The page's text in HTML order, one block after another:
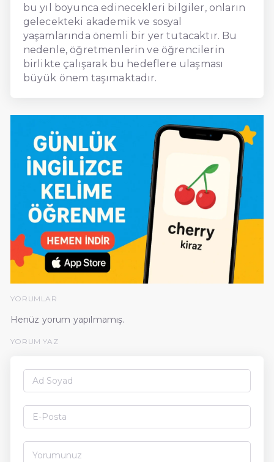
bu yıl boyunca edinecekleri bilgiler, onların
gelecekteki akademik ve sosyal
yaşamlarında önemli bir yer tutacaktır. Bu
nedenle, öğretmenlerin ve öğrencilerin
birlikte çalışarak bu hedeflere ulaşması
büyük önem taşımaktadır.
YORUMLAR
Henüz yorum yapılmamış.
YORUM YAZ